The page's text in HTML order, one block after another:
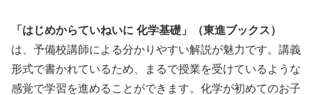
「はじめからていねいに 化学基礎」（東進ブックス）
は、予備校講師による分かりやすい解説が魅力です。講義
形式で書かれているため、まるで授業を受けているような
感覚で学習を進めることができます。化学が初めてのお子